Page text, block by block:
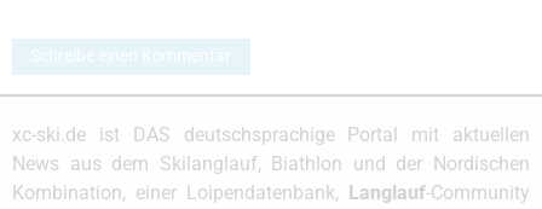
Schreibe einen Kommentar
xc-ski.de ist DAS deutschsprachige Portal mit aktuellen
News aus dem Skilanglauf, Biathlon und der Nordischen
Kombination, einer Loipendatenbank,
Langlauf-Community